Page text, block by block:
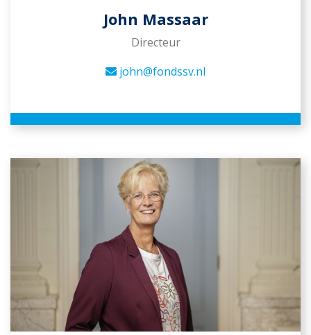
John Massaar
Directeur
john@fondssv.nl